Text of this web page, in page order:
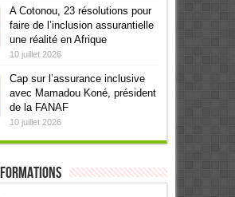
A Cotonou, 23 résolutions pour
faire de l’inclusion assurantielle
une réalité en Afrique
10 juillet 2026
Cap sur l’assurance inclusive
avec Mamadou Koné, président
de la FANAF
10 juillet 2026